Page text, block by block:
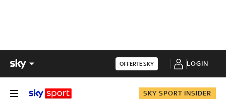
OFFERTE SKY LOGIN
SKY SPORT INSIDER